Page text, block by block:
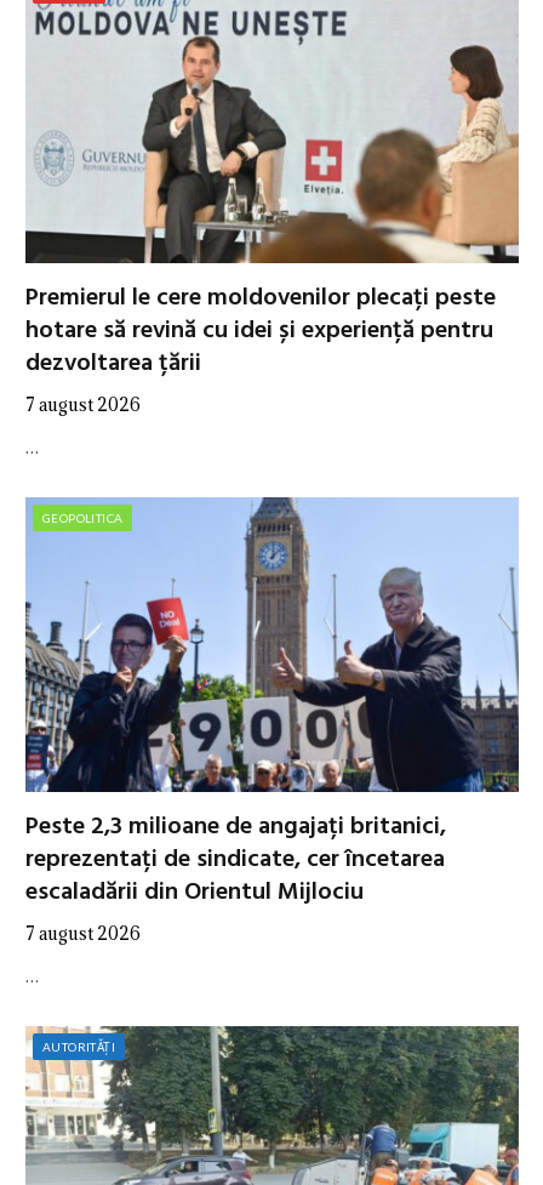
Premierul le cere moldovenilor plecați peste
hotare să revină cu idei și experiență pentru
dezvoltarea țării
7 august 2026
…
GEOPOLITICA
Peste 2,3 milioane de angajați britanici,
reprezentați de sindicate, cer încetarea
escaladării din Orientul Mijlociu
7 august 2026
…
AUTORITĂȚI